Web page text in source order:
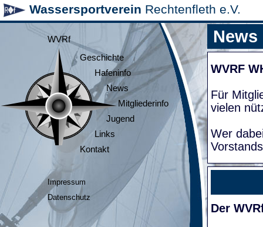
Wassersportverein Rechtenfleth e.V.
WVRf
Geschichte
Hafeninfo
News
Mitgliederinfo
Jugend
Links
Kontakt
Impressum
Datenschutz
News
WVRF
Für
vielen
Wer
Der